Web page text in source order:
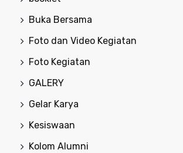
Buka Bersama
Foto dan Video Kegiatan
Foto Kegiatan
GALERY
Gelar Karya
Kesiswaan
Kolom Alumni